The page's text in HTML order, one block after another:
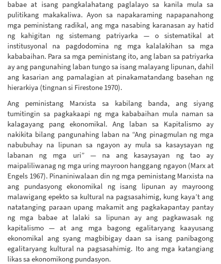
babae at isang pangkalahatang paglalayo sa kanila mula sa
pulitikang makakaliwa. Ayon sa napakaraming napapanahong
mga peministang radikal, ang mga nasabing karanasan ay hatid
ng kahigitan ng sistemang patriyarka — o sistematikal at
institusyonal na pagdodomina ng mga kalalakihan sa mga
kababaihan. Para sa mga peministang ito, ang laban sa patriyarka
ay ang pangunahing laban tungo sa isang malayang lipunan, dahil
ang kasarian ang pamalagian at pinakamatandang basehan ng
hierarkiya (tingnan si Firestone 1970).
Ang peministang Marxista sa kabilang banda, ang siyang
tumitingin sa pagkakaapi ng mga kababaihan mula naman sa
kalagayang pang ekonomikal. Ang laban sa Kapitalismo ay
nakikita bilang pangunahing laban na “Ang pinagmulan ng mga
nabubuhay na lipunan sa ngayon ay mula sa kasaysayan ng
labanan ng mga uri” — na ang kasaysayan ng tao ay
maipaliliwanag ng mga uring mayroon hanggang ngayon (Marx at
Engels 1967). Pinaniniwalaan din ng mga peministang Marxista na
ang pundasyong ekonomikal ng isang lipunan ay mayroong
malawigang epekto sa kultural na pagsasahimig, kung kaya’t ang
natatanging paraan upang makamit ang pagkakapantay pantay
ng mga babae at lalaki sa lipunan ay ang pagkawasak ng
kapitalismo — at ang mga bagong egalitaryang kaayusang
ekonomikal ang syang magbibigay daan sa isang panibagong
egalitaryang kultural na pagsasahimig. Ito ang mga katangiang
likas sa ekonomikong pundasyon.